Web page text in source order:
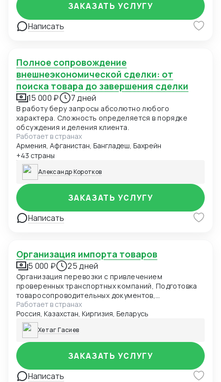
Написать
ЗАКАЗАТЬ УСЛУГУ
Полное сопровождение
внешнеэкономической сделки: от
поиска товара до завершения сделки
15 000 ₽ 7 дней
В работу беру запросы абсолютно любого
характера. Сложность определяется в порядке
обсуждения и деления клиента.
Работает в странах
Армения, Афганистан, Бангладеш, Бахрейн
+43 страны
Александр Коротков
Написать
ЗАКАЗАТЬ УСЛУГУ
Организация импорта товаров
5 000 ₽ 25 дней
Организация перевозки с привлечением
проверенных транспортных компаний, Подготовка
товаросопроводительных документов,
прохождение таможенного оформления в РФ и
станах участниц ЕАЭС, отслеживание перевозки
товара до доставки его получателем.
Работает в странах
Россия, Казахстан, Киргизия, Беларусь
Хетаг Гасиев
Написать
ЗАКАЗАТЬ УСЛУГУ